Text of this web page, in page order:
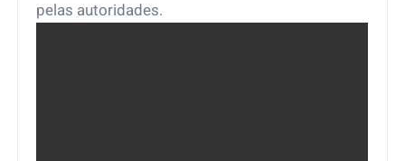
pelas autoridades.